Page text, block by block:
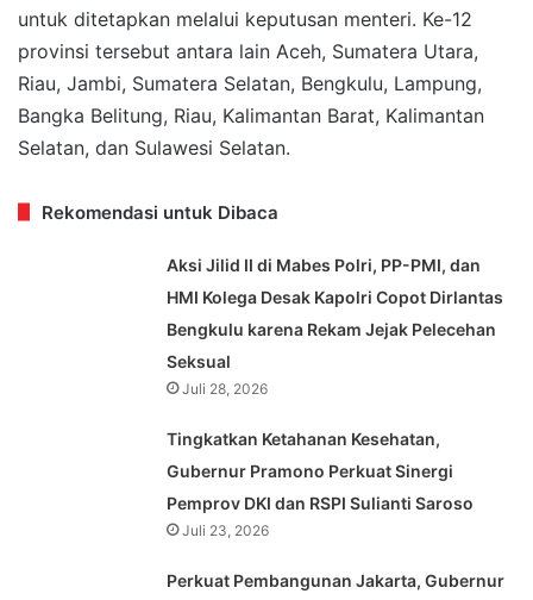
untuk ditetapkan melalui keputusan menteri. Ke-12
provinsi tersebut antara lain Aceh, Sumatera Utara,
Riau, Jambi, Sumatera Selatan, Bengkulu, Lampung,
Bangka Belitung, Riau, Kalimantan Barat, Kalimantan
Selatan, dan Sulawesi Selatan.
Rekomendasi untuk Dibaca
Aksi Jilid II di Mabes Polri, PP-PMI, dan
HMI Kolega Desak Kapolri Copot Dirlantas
Bengkulu karena Rekam Jejak Pelecehan
Seksual
Juli 28, 2026
Tingkatkan Ketahanan Kesehatan,
Gubernur Pramono Perkuat Sinergi
Pemprov DKI dan RSPI Sulianti Saroso
Juli 23, 2026
Perkuat Pembangunan Jakarta, Gubernur